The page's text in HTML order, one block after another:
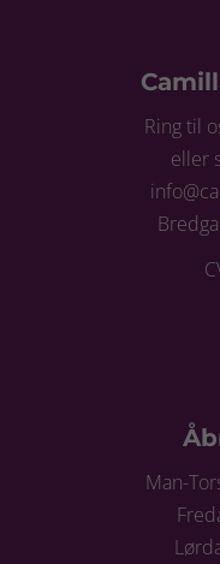
Ring til
eller
Man-